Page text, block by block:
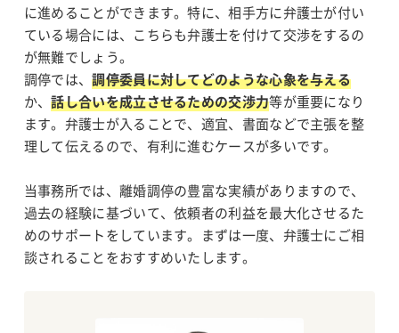
に進めることができます。特に、相手方に弁護士が付い
ている場合には、こちらも弁護士を付けて交渉をするの
が無難でしょう。
調停では、調停委員に対してどのような心象を与える
か、話し合いを成立させるための交渉力等が重要になり
ます。弁護士が入ることで、適宜、書面などで主張を整
理して伝えるので、有利に進むケースが多いです。
当事務所では、離婚調停の豊富な実績がありますので、
過去の経験に基づいて、依頼者の利益を最大化させるた
めのサポートをしています。まずは一度、弁護士にご相
談されることをおすすめいたします。